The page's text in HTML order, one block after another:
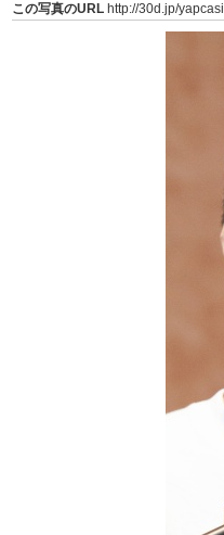
この写真のURL http://30d.jp/